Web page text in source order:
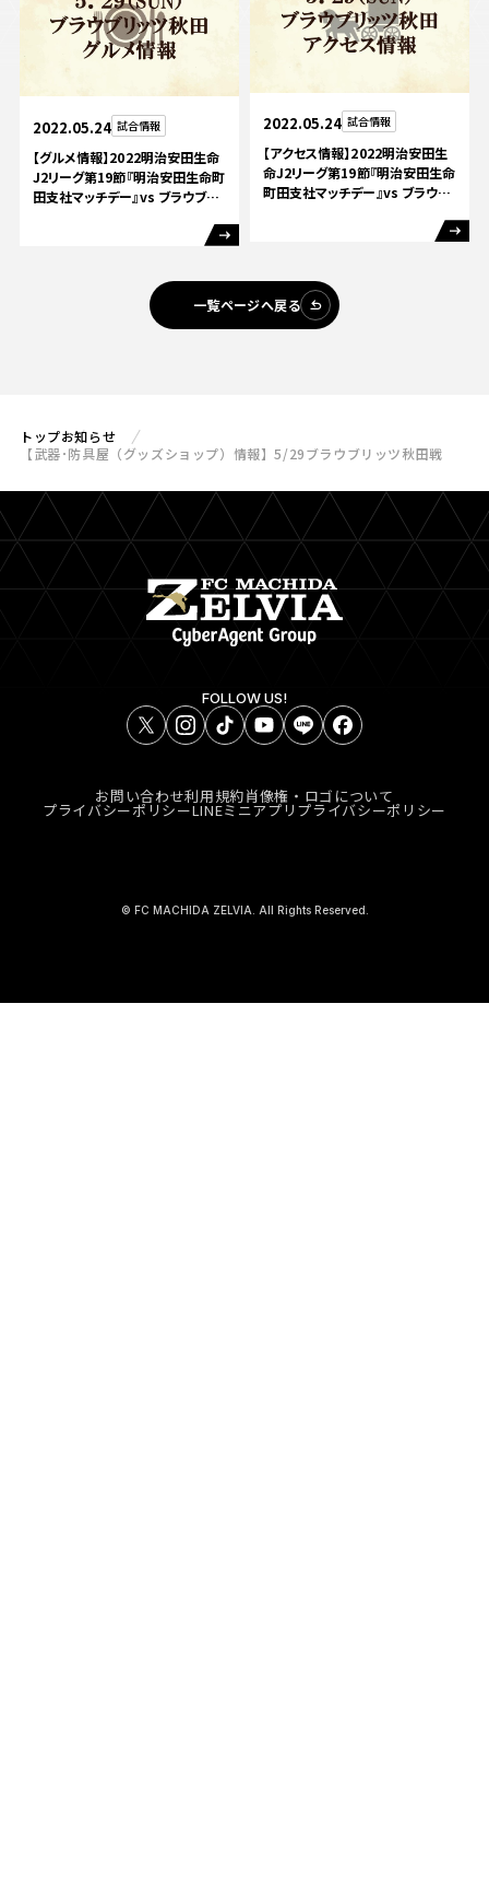
2022.05.24 試合情報
【グルメ情報】2022明治安田生命
J2リーグ第19節『明治安田生命町
田支社マッチデー』vs ブラウブ
2022.05.24 試合情報
【アクセス情報】2022明治安田生
命J2リーグ第19節『明治安田生命
町田支社マッチデー』vs ブラウブ
一覧ページへ戻る
トップお知らせ
【武器･防具屋（グッズショップ）情報】5/29ブラウブリッツ秋田戦
FOLLOW US!
お問い合わせ利用規約肖像権・ロゴについて
プライバシーポリシーLINEミニアプリプライバシーポリシー
© FC MACHIDA ZELVIA. All Rights Reserved.